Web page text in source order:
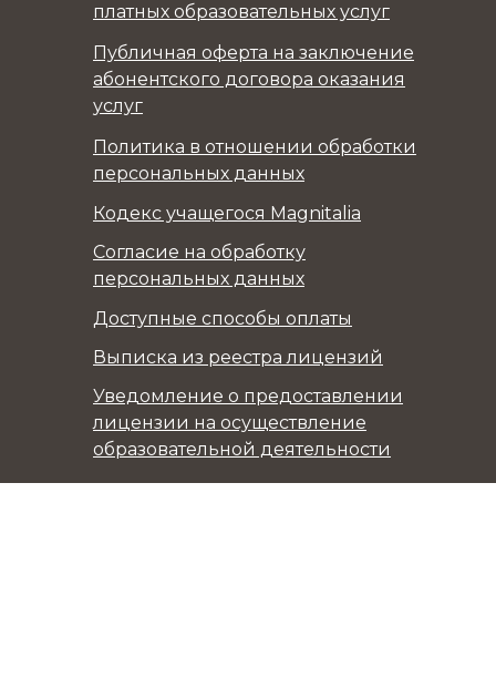
Кодекс учащегося Magnitalia
Уведомление о предоставлении
лицензии на осуществление
образовательной деятельности
Выписка из реестра лицензий
Доступные способы оплаты
Согласие на обработку
персональных данных
Политика в отношении обработки
персональных данных
Публичная оферта на заключение
абонентского договора оказания
услуг
платных образовательных услуг